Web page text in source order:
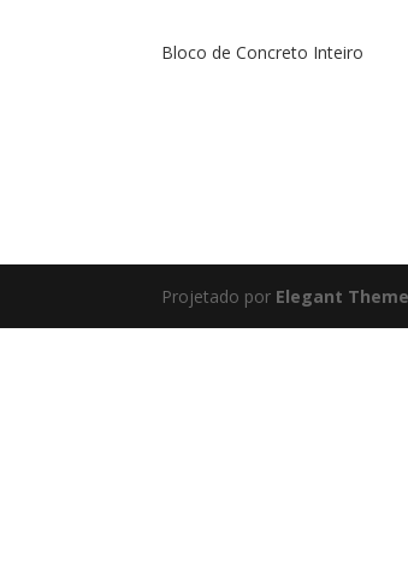
Bloco de Concreto Inteiro
Projetado por Elegant